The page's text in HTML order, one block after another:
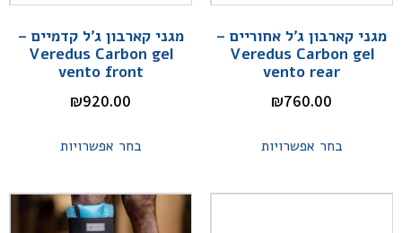
מגני קארבון ג'ל אחוריים –
Veredus Carbon gel
vento rear
₪760.00
בחר אפשרויות
מגני קארבון ג'ל קדמיים –
Veredus Carbon gel
vento front
₪920.00
בחר אפשרויות